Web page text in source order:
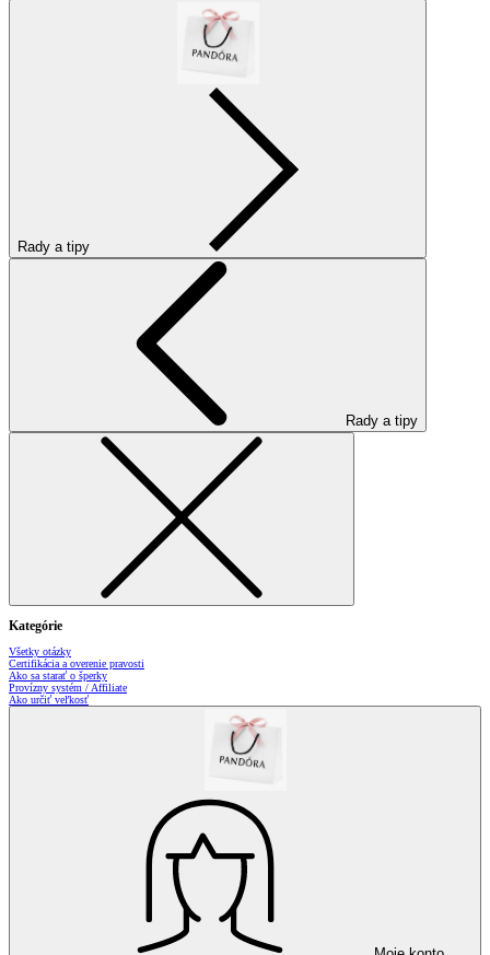
Rady a tipy
Rady a tipy
Kategórie
Všetky otázky
Certifikácia a overenie pravosti
Ako sa starať o šperky
Provízny systém / Affiliate
Ako určiť veľkosť